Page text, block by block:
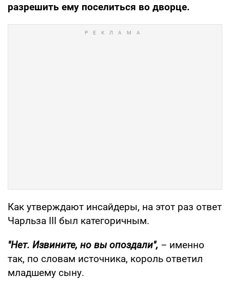
разрешить ему поселиться во дворце.
Как утверждают инсайдеры, на этот раз ответ
Чарльза III был категоричным.
"Нет. Извините, но вы опоздали", – именно
так, по словам источника, король ответил
младшему сыну.